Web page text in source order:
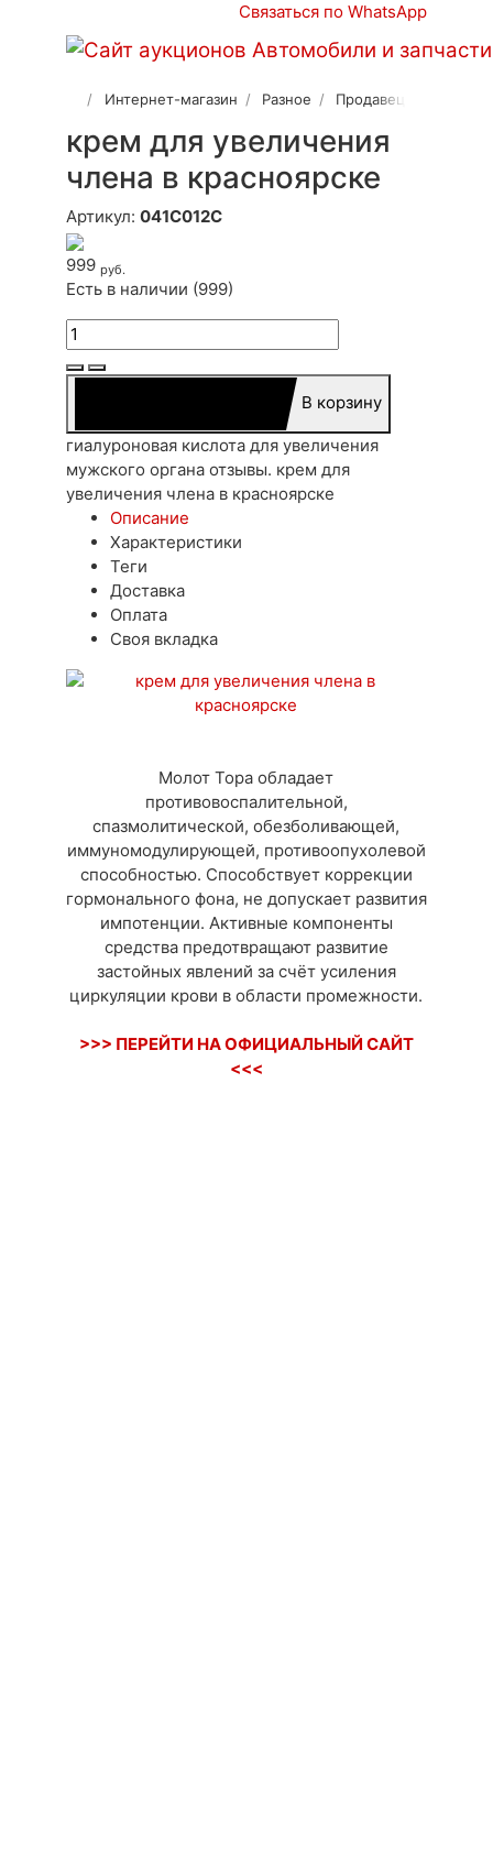
Связаться по WhatsApp
Интернет-магазин Разное Продавец 2
крем для увеличения
члена в красноярске
Артикул: 041C012C
999 руб.
Есть в наличии (999)
В корзину
гиалуроновая кислота для увеличения
мужского органа отзывы. крем для
увеличения члена в красноярске
Описание
Характеристики
Теги
Доставка
Оплата
Своя вкладка
Молот Тора обладает
противовоспалительной,
спазмолитической, обезболивающей,
иммуномодулирующей, противоопухолевой
способностью. Способствует коррекции
гормонального фона, не допускает развития
импотенции. Активные компоненты
средства предотвращают развитие
застойных явлений за счёт усиления
циркуляции крови в области промежности.
>>> ПЕРЕЙТИ НА ОФИЦИАЛЬНЫЙ САЙТ
<<<